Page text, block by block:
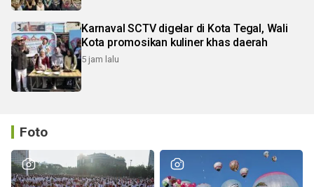
Karnaval SCTV digelar di Kota Tegal, Wali
Kota promosikan kuliner khas daerah
5 jam lalu
Foto